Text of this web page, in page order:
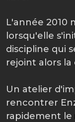
L'année 2010
lorsqu'elle
discipline qui
rejoint alors la
Un atelier
rencontrer
rapidement le